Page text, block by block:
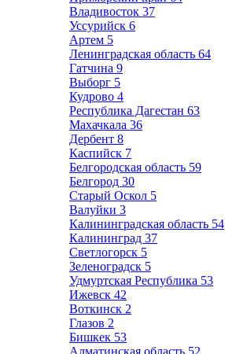
Владивосток 37
Уссурийск 6
Артем 5
Ленинградская область 64
Гатчина 9
Выборг 5
Кудрово 4
Республика Дагестан 63
Махачкала 36
Дербент 8
Каспийск 7
Белгородская область 59
Белгород 30
Старый Оскол 5
Валуйки 3
Калининградская область 54
Калининград 37
Светлогорск 5
Зеленоградск 5
Удмуртская Республика 53
Ижевск 42
Воткинск 2
Глазов 2
Бишкек 53
Алматинская область 52